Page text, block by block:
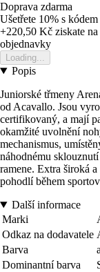
Doprava zdarma
Ušetřete 10% s kódem
+220,50 Kč ziskate
objednavky
Loading...
Popis
Juniorské třmeny
od Acavallo. Jsou
certifikovaný, a mají
okamžité uvolnění
mechanismus,
náhodnému
ramene. Extra široká
pohodlí během
Další informace
Marki
Odkaz na dodavatele
Barva
Dominantní barva